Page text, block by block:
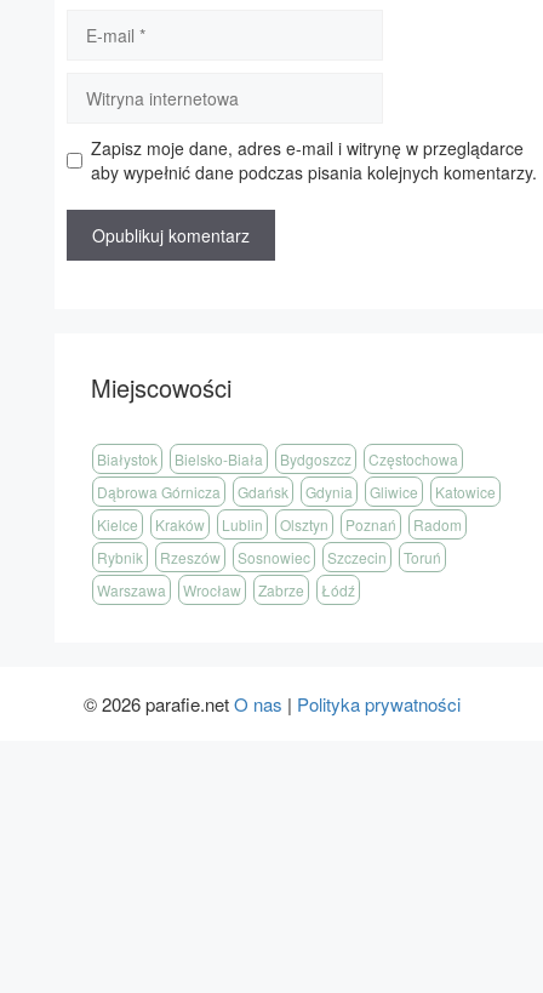
mail
internetowa
Zapisz moje dane, adres e-mail i witrynę w przeglądarce
aby wypełnić dane podczas pisania kolejnych komentarzy.
Miejscowości
Białystok Bielsko-Biała Bydgoszcz
Częstochowa
Dąbrowa Górnicza
Gdańsk Gdynia Gliwice
Katowice
Kielce
Kraków Lublin Olsztyn Poznań
Radom
Rybnik
Rzeszów Sosnowiec Szczecin
Toruń
Warszawa
Wrocław Zabrze Łódź
© 2026 parafie.netO nas | Polityka prywatności